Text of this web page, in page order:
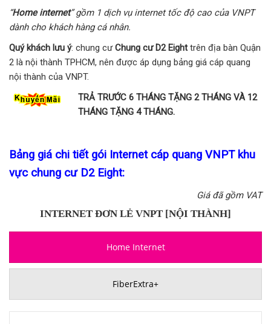
“Home internet” gồm 1 dịch vụ internet tốc độ cao của VNPT
dành cho khách hàng cá nhân.
Quý khách lưu ý: chung cưChung cư D2 Eighttrên địa bàn Quận
2 là nội thành TPHCM, nên được áp dụng bảng giá cáp quang
nội thành của VNPT.
TRẢ TRƯỚC 6 THÁNG TẶNG 2 THÁNG VÀ 12
THÁNG TẶNG 4 THÁNG.
Bảng giá chi tiết gói Internet cáp quang VNPT khu
vực chung cư D2 Eight:
Giá đã gồm VAT
INTERNET ĐƠN LẺ VNPT [NỘI THÀNH]
Home Internet
FiberExtra+